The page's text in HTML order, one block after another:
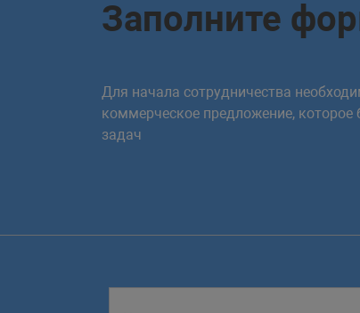
Заполните
Для начала сотрудничества
коммерческое предложение,
задач